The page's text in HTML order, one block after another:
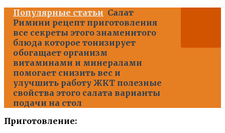
Популярные статьи Салат
Римини рецепт приготовления
все секреты этого знаменитого
блюда которое тонизирует
обогащает организм
витаминами и минералами
помогает снизить вес и
улучшить работу ЖКТ полезные
свойства этого салата варианты
подачи на стол
Приготовление: